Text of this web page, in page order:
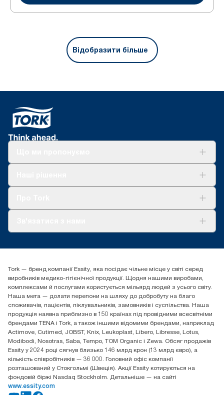
Відобразити більше
(+38) 044 490 55 66
Essity Україна
04071 м. Київ, вул. Григорія Сковороди 19,
Тел. +38 044 490 55 66
Tork — бренд компанії Essity, яка посідає чільне місце у світі серед
виробників медико-гігієнічної продукції. Щодня нашими виробами,
комплексами й послугами користується мільярд людей з усього світу.
Наша мета — долати перепони на шляху до добробуту на благо
споживачів, пацієнтів, піклувальників, замовників і суспільства. Наша
продукція наявна приблизно в 150 країнах під провідними всесвітніми
брендами TENA і Tork, а також іншими відомими брендами, наприклад
Actimove, Cutimed, JOBST, Knix, Leukoplast, Libero, Libresse, Lotus,
Modibodi, Nosotras, Saba, Tempo, TOM Organic і Zewa. Обсяг продажів
Essity у 2024 році сягнув близько 146 млрд крон (13 млрд євро), а
кількість співробітників — 36 000. Головний офіс компанії
розташований у Стокгольмі (Швеція). Акції Essity котируються на
фондовій біржі Nasdaq Stockholm. Детальніше — на сайті
www.essity.com